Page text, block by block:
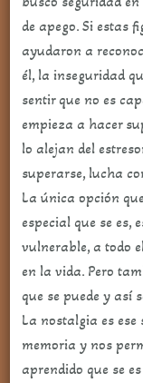
de apego. Si estas
ayudaron a
él, la inseguridad
sentir que no es
empieza a hacer
lo alejan del
superarse, lucha
La única opción
especial que se es,
vulnerable, a todo
en la vida. Pero
que se puede y así
La nostalgia es
memoria y nos
aprendido que se